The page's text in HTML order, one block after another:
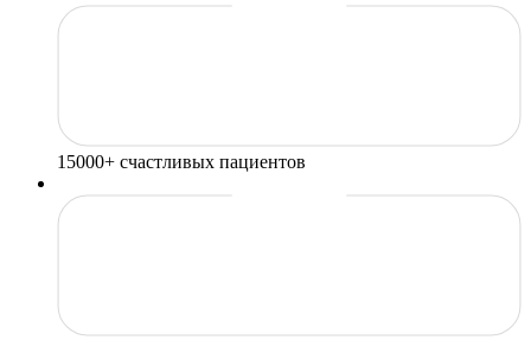
15000+ счастливых пациентов